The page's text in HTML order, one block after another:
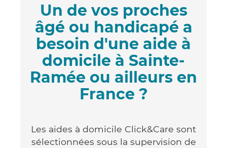
Un de vos proches
âgé ou handicapé a
besoin d'une aide à
domicile à Sainte-
Ramée ou ailleurs en
France ?
Les aides à domicile Click&Care sont
sélectionnées sous la supervision de